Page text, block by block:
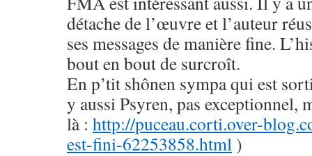
détache de l’œuvre et l’auteur
ses messages de manière fine.
bout en bout de surcroît.
En p’tit shônen sympa qui est
y aussi Psyren, pas exceptionnel,
là : http://puceau.corti.over-
est-fini-62253858.html )